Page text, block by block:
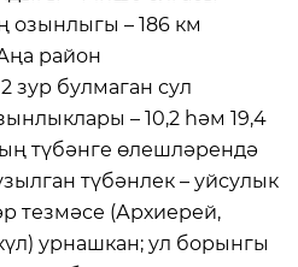
озынлыгы – 186 км
район
зур булмаган сул
– 10,2 һәм 19,4
түбәнге өлешләрендә
түбәнлек – уйсулык
тезмәсе (Архиерей,
урнашкан; ул борынгы